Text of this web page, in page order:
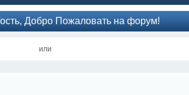
Добро Пожаловать на форум!
или